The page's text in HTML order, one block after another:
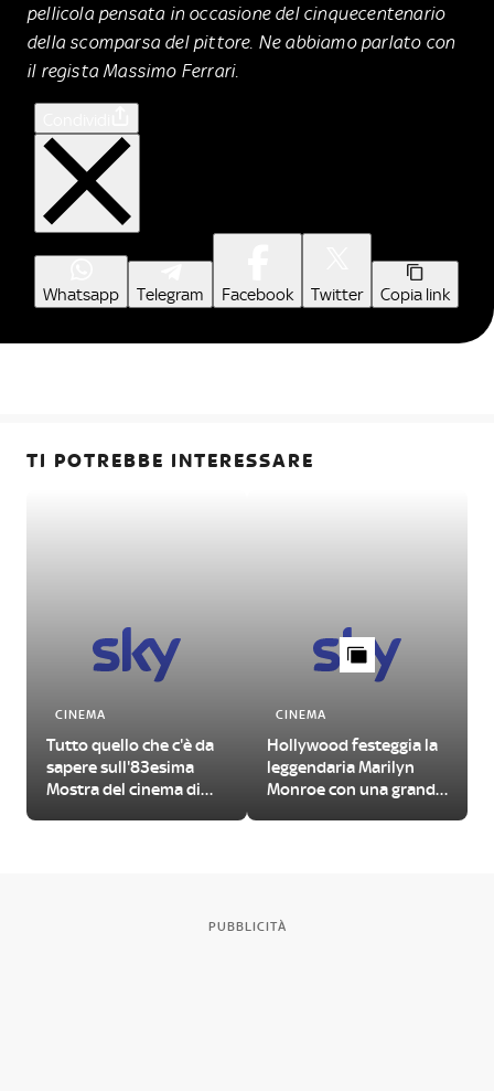
pellicola pensata in occasione del cinquecentenario
della scomparsa del pittore. Ne abbiamo parlato con
il regista Massimo Ferrari.
Whatsapp Telegram Facebook Twitter Copia link
TI POTREBBE INTERESSARE
CINEMA
Tutto quello che c'è da
sapere sull'83esima
Mostra del cinema di
CINEMA
Hollywood festeggia la
leggendaria Marilyn
Monroe con una grande
PUBBLICITÀ